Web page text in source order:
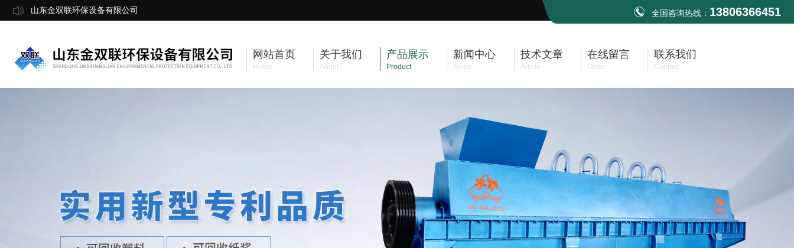
山东金双联环保设备有限公司 全国咨询热线： 13806366451
网站首页
Home
关于我们
About
产品展示
Product
新闻中心
News
技术文章
Article
在线留言
Order
联系我们
Contact